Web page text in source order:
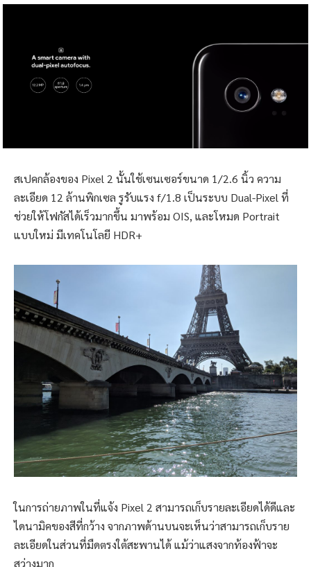
สเปคกล้องของ Pixel 2 นั้นใช้เซนเซอร์ขนาด 1/2.6 นิ้ว ความ
ละเอียด 12 ล้านพิกเซล รูรับแรง f/1.8 เป็นระบบ Dual-Pixel ที่
ช่วยให้โฟกัสได้เร็วมากขึ้น มาพร้อม OIS, และโหมด Portrait
แบบใหม่ มีเทคโนโลยี HDR+
ในการถ่ายภาพในที่แจ้ง Pixel 2 สามารถเก็บรายละเอียดได้ดีและ
ไดนามิคของสีที่กว้าง จากภาพด้านบนจะเห็นว่าสามารถเก็บราย
ละเอียดในส่วนที่มืดตรงใต้สะพานได้ แม้ว่าแสงจากท้องฟ้าจะ
สว่างมาก